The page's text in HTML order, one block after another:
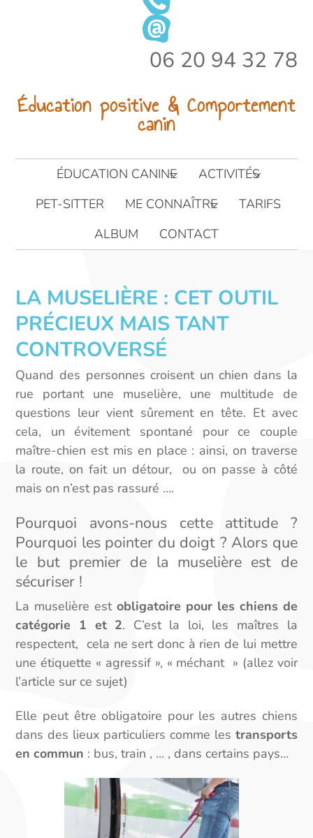
Link
06 20 94 32 78
Éducation positive & Comportement
canin
ÉDUCATION CANINE
ACTIVITÉS
PET-SITTER
ME CONNAÎTRE
TARIFS
ALBUM
CONTACT
LA MUSELIÈRE : CET OUTIL
PRÉCIEUX MAIS TANT
CONTROVERSÉ
Quand des personnes croisent un chien dans la
rue portant une muselière, une multitude de
questions leur vient sûrement en tête. Et avec
cela, un évitement spontané pour ce couple
maître-chien est mis en place : ainsi, on traverse
la route, on fait un détour, ou on passe à côté
mais on n’est pas rassuré ….
Pourquoi avons-nous cette attitude ?
Pourquoi les pointer du doigt ? Alors que
le but premier de la muselière est de
sécuriser !
La muselière estobligatoire pour les chiens de
catégorie 1 et 2. C’est la loi, les maîtres la
respectent, cela ne sert donc à rien de lui mettre
une étiquette « agressif », « méchant » (allez voir
l’article sur ce sujet)
Elle peut être obligatoire pour les autres chiens
dans des lieux particuliers comme les transports
en commun : bus, train , … , dans certains pays…